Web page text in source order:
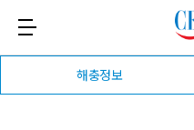
해충정보